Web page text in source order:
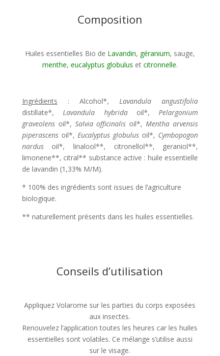
Composition
Huiles essentielles Bio de Lavandin, géranium, sauge,
menthe, eucalyptus globulus et citronnelle.
Ingrédients : Alcohol*,Lavandula angustifolia
distillate*,Lavandula hybridaoil*,Pelargonium
graveolensoil*, Salvia officinalis oil*,Mentha arvensis
piperascensoil*, Eucalyptus globulus oil*, Cymbopogon
nardusoil*, linalool**, citronellol**, geraniol**,
limonene**, citral** substance active : huile essentielle
de lavandin (1,33% M/M).
* 100% des ingrédients sont issues de l’agriculture
biologique.
** naturellement présents dans les huiles essentielles.
Conseils d’utilisation
Appliquez Volarome sur les parties du corps exposées
aux insectes.
Renouvelez l’application toutes les heures car les huiles
essentielles sont volatiles. Ce mélange s’utilise aussi
sur le visage.